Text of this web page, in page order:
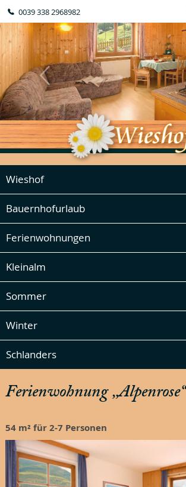
0039 338 2968982
Wieshof
Bauernhofurlaub
Ferienwohnungen
Kleinalm
Sommer
Winter
Schlanders
Ferienwohnung „Alpenrose“
54 m² für 2-7 Personen